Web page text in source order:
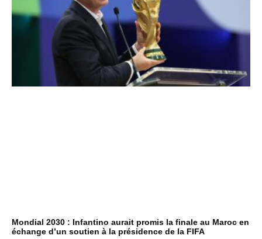
Mondial 2030 : Infantino aurait promis la finale au Maroc en
échange d’un soutien à la présidence de la FIFA